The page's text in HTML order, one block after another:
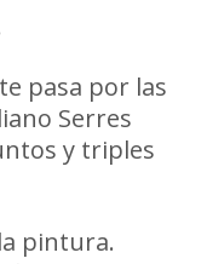
pasa por las
Serres
y triples
pintura.